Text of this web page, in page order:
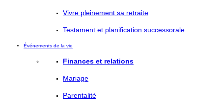
Vivre pleinement sa retraite
Testament et planification successorale
Événements de la vie
Finances et relations
Mariage
Parentalité